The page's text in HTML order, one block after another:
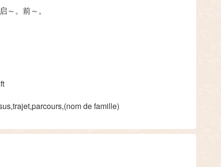
～。前～。
de famille)